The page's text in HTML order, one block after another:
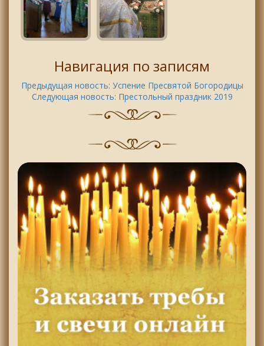
Навигация по записям
Предыдущая новость: Успение Пресвятой Богородицы
Следующая новость: Престольный праздник 2019